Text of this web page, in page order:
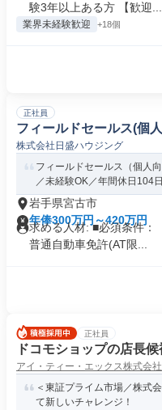
験3年以上ある方 【歓迎...
業界未経験歓迎 +18個
正社員
フィールドセールス(個
株式会社日盛ハウジング
フィールドセールス（個人
／未経験OK／年間休日104
岩手県宮古市
年俸300万円～420万円
求める人材: ■必須条件：
普通自動車免許(AT限...
正社員
ドコモショップの店長
アイ・ティー・エックス株式会社
＜東証プライム市場／株式
て新しいチャレンジ！